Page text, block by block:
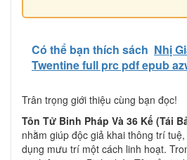
Có thể bạn thích sách Nhị
Twentine full prc pdf epub
Trân trọng giới thiệu cùng bạn đọc!
Tôn Tử Binh Pháp Và 36 Kế (Tái
nhằm giúp độc giả khai thông trí
dụng mưu trí một cách linh hoạt.